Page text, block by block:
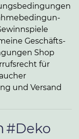
Ge­schäfts­
Shop
für
und Versand
#Deko